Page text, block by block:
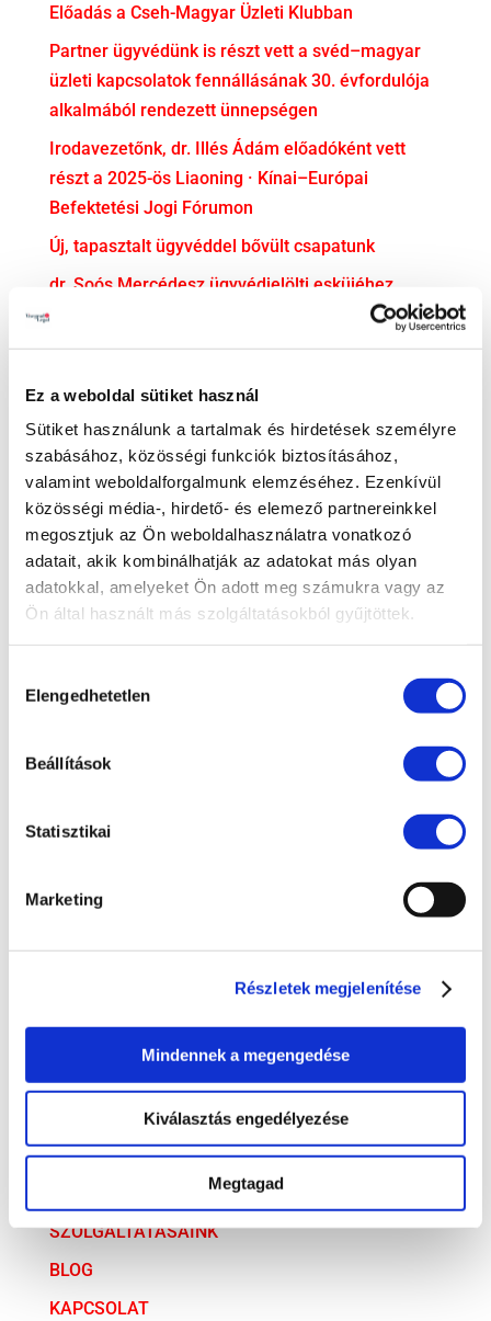
Ez a weboldal sütiket használ
Sütiket használunk a tartalmak és hirdetések személyre
szabásához, közösségi funkciók biztosításához,
valamint weboldalforgalmunk elemzéséhez. Ezenkívül
közösségi média-, hirdető- és elemező partnereinkkel
megosztjuk az Ön weboldalhasználatra vonatkozó
adatait, akik kombinálhatják az adatokat más olyan
adatokkal, amelyeket Ön adott meg számukra vagy az
Ön által használt más szolgáltatásokból gyűjtöttek.
kiválasztása
Elengedhetetlen
Beállítások
Statisztikai
Marketing
Részletek megjelenítése
Mindennek a megengedése
Kiválasztás engedélyezése
Megtagad
Előadás a Cseh-Magyar Üzleti Klubban
Partner ügyvédünk is részt vett a svéd–magyar
üzleti kapcsolatok fennállásának 30. évfordulója
alkalmából rendezett ünnepségen
Irodavezetőnk, dr. Illés Ádám előadóként vett
részt a 2025-ös Liaoning · Kínai–Európai
Befektetési Jogi Fórumon
Új, tapasztalt ügyvéddel bővült csapatunk
dr. Soós Mercédesz ügyvédjelölti esküjéhez
gratulálunk!
Adózás
Bejelentővédelem
Compliance
EU jog
Fogyasztóvédelem
Ingatlanjog
Követeléskezelés
Pénzügyek
Polgári jog
Szellemi tulajdon
Versenyjog
ARCHÍVUM
AZ ÜGYVÉDI TÁRSULÁS
SZOLGÁLTATÁSAINK
BLOG
KAPCSOLAT